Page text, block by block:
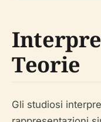
Teorie
Gli studiosi